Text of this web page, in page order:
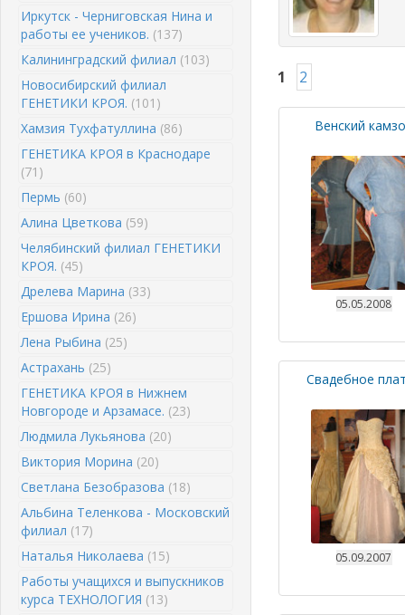
Иркутск - Черниговская Нина и
работы ее учеников. (137)
Калининградский филиал (103)
Новосибирский филиал
ГЕНЕТИКИ КРОЯ. (101)
Хамзия Тухфатуллина (86)
ГЕНЕТИКА КРОЯ в Краснодаре
(71)
Пермь (60)
Алина Цветкова (59)
Челябинский филиал ГЕНЕТИКИ
КРОЯ. (45)
Дрелева Марина (33)
Ершова Ирина (26)
Лена Рыбина (25)
Астрахань (25)
ГЕНЕТИКА КРОЯ в Нижнем
Новгороде и Арзамасе. (23)
Людмила Лукьянова (20)
Виктория Морина (20)
Светлана Безобразова (18)
Альбина Теленкова - Московский
филиал (17)
Наталья Николаева (15)
Работы учащихся и выпускников
курса ТЕХНОЛОГИЯ (13)
1 2
Венский
05.05.2008
Свадебное
05.09.2007